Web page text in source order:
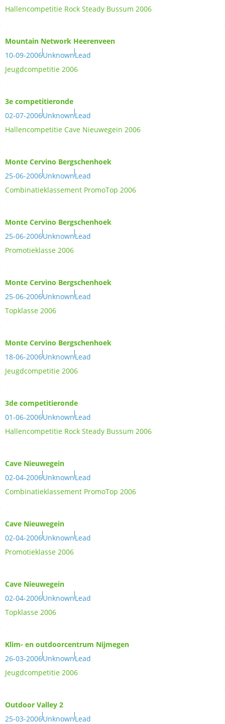
Hallencompetitie Rock Steady Bussum 2006
Mountain Network Heerenveen
10-09-2006UnknownLead
Jeugdcompetitie 2006
3e competitieronde
02-07-2006UnknownLead
Hallencompetitie Cave Nieuwegein 2006
Monte Cervino Bergschenhoek
25-06-2006UnknownLead
Combinatieklassement PromoTop 2006
Monte Cervino Bergschenhoek
25-06-2006UnknownLead
Promotieklasse 2006
Monte Cervino Bergschenhoek
25-06-2006UnknownLead
Topklasse 2006
Monte Cervino Bergschenhoek
18-06-2006UnknownLead
Jeugdcompetitie 2006
3de competitieronde
01-06-2006UnknownLead
Hallencompetitie Rock Steady Bussum 2006
Cave Nieuwegein
02-04-2006UnknownLead
Combinatieklassement PromoTop 2006
Cave Nieuwegein
02-04-2006UnknownLead
Promotieklasse 2006
Cave Nieuwegein
02-04-2006UnknownLead
Topklasse 2006
Klim- en outdoorcentrum Nijmegen
26-03-2006UnknownLead
Jeugdcompetitie 2006
Outdoor Valley 2
25-03-2006UnknownLead